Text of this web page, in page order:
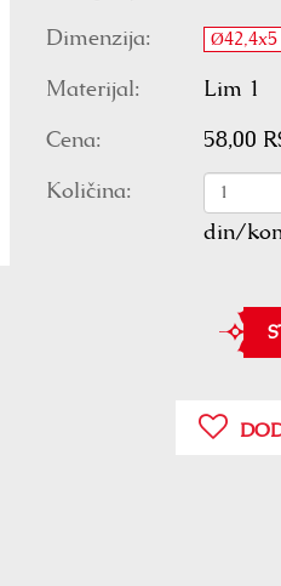
Dimenzija: Ø42,4x5
Materijal: Lim 1
Cena: 58,00
Količina:
din/